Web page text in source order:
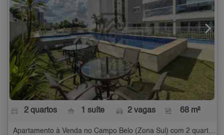
2 quartos 1 suíte 2 vagas 68 m²